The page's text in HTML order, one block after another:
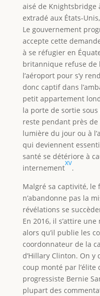
aisé de Knightsbridge
extradé aux États-
Le gouvernement
accepte cette
à se réfugier en
britannique refuse de
l’aéroport pour s’y
donc captif dans
petit appartement
la porte de sortie
reste pendant près de
lumière du jour ou à
qui deviennent
santé se détériore à
internement
xv
.
Malgré sa captivité, le
n’abandonne pas la
révélations se
En 2016, il s’attire
alors qu’il publie les
coordonnateur de la
d’Hillary Clinton. On
coup monté par
progressiste Bernie
plupart des